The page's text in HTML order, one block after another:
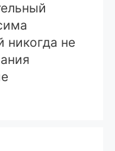
никогда не